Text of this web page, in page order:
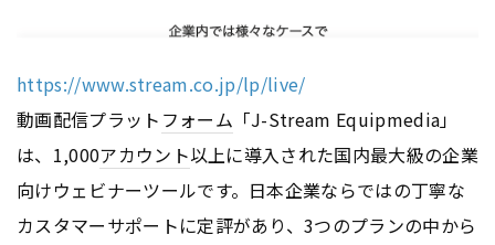
https://www.stream.co.jp/lp/live/
動画配信プラット フォーム 「J-Stream Equipmedia」
は、1,000アカウント以上に導入された国内最大級の企業
向けウェビナーツールです。日本企業ならではの丁寧な
カスタマーサポートに定評があり、3つのプランの中から